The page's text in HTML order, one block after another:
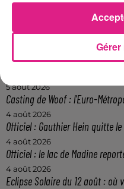
FIL ACTUS
12h06
5 août 2026
Casting de Woof : l'Euro-
4 août 2026
Officiel : Gauthier Hein quitte le
4 août 2026
Officiel : le lac de Madine
4 août 2026
Eclipse Solaire du 12 août : où